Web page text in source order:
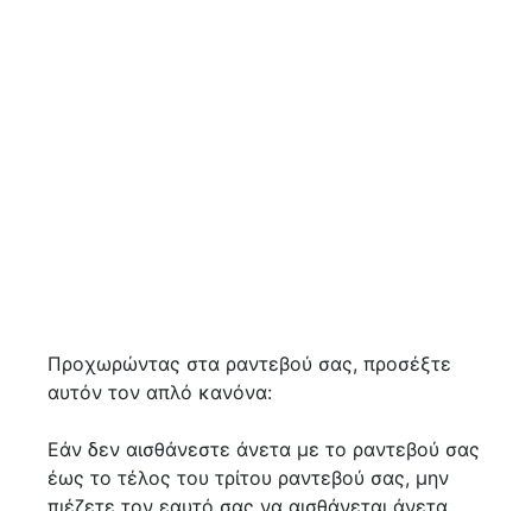
Προχωρώντας στα ραντεβού σας, προσέξτε
αυτόν τον απλό κανόνα:
Εάν δεν αισθάνεστε άνετα με το ραντεβού σας
έως το τέλος του τρίτου ραντεβού σας, μην
πιέζετε τον εαυτό σας να αισθάνεται άνετα